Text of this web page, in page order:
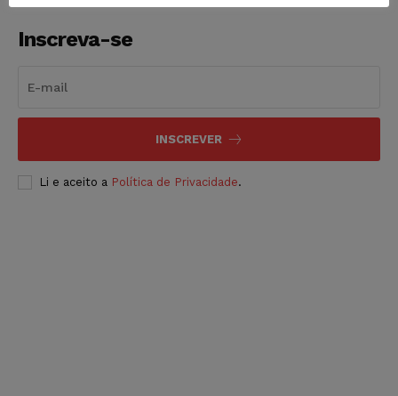
Inscreva-se
INSCREVER
Li e aceito a Política de Privacidade.